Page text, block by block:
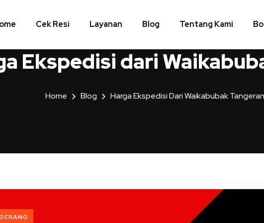
Cek Resi Layanan Blog Tentang Kami
Ekspedisi dari
Home Blog Harga Ekspedisi Dari Waikabubak